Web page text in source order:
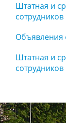
Штатная и
сотрудников
Объявления
Штатная и
сотрудников